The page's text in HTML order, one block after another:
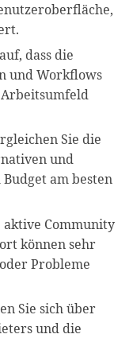
dass die
und Workflows
Sie die
und
am besten
aktive Community
können sehr
Probleme
Sie sich über
und die